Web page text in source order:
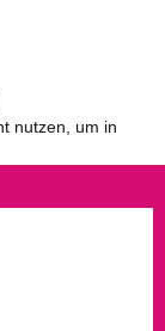
nutzen, um in